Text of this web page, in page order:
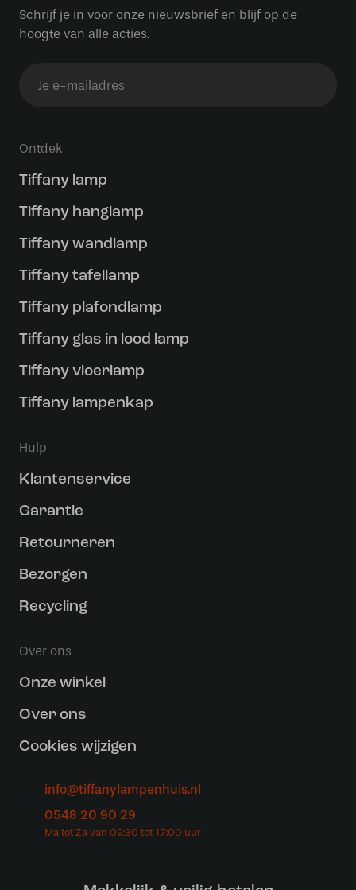
Schrijf je in voor onze nieuwsbrief en blijf op de
hoogte van alle acties.
Ontdek
Tiffany lamp
Tiffany hanglamp
Tiffany wandlamp
Tiffany tafellamp
Tiffany plafondlamp
Tiffany glas in lood lamp
Tiffany vloerlamp
Tiffany lampenkap
Hulp
Klantenservice
Garantie
Retourneren
Bezorgen
Recycling
Over ons
Onze winkel
Over ons
Cookies wijzigen
info@tiffanylampenhuis.nl
0548 20 90 29